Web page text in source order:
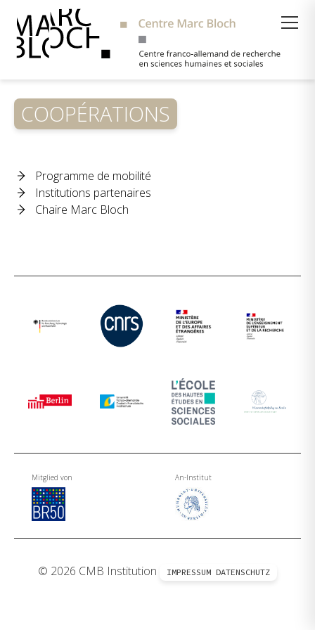
COOPÉRATIONS
Programme de mobilité
Institutions partenaires
Chaire Marc Bloch
Mitglied von An-Institut
© 2026 CMB Institution IMPRESSUM DATENSCHUTZ